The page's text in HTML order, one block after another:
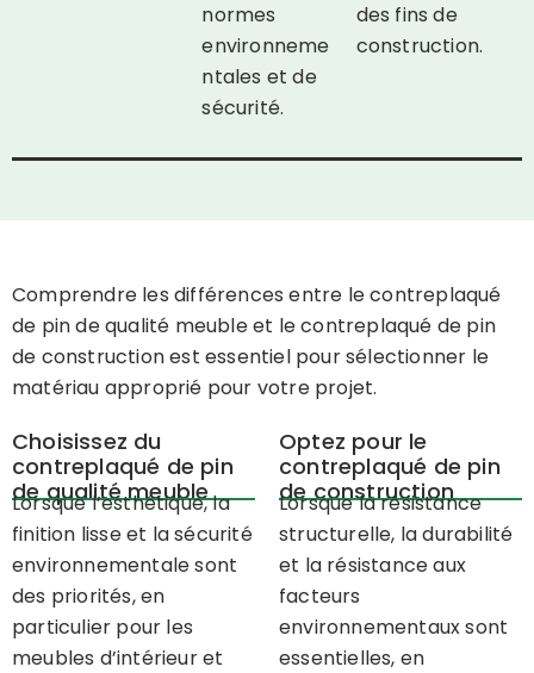
normes
environneme
ntales et de
sécurité.
des fins de
construction.
Comprendre les différences entre le contreplaqué
de pin de qualité meuble et le contreplaqué de pin
de construction est essentiel pour sélectionner le
matériau approprié pour votre projet.
Choisissez du
contreplaqué de pin
de qualité meuble
Lorsque l’esthétique, la
finition lisse et la sécurité
environnementale sont
des priorités, en
particulier pour les
meubles d’intérieur et
Optez pour le
contreplaqué de pin
de construction
Lorsque la résistance
structurelle, la durabilité
et la résistance aux
facteurs
environnementaux sont
essentielles, en